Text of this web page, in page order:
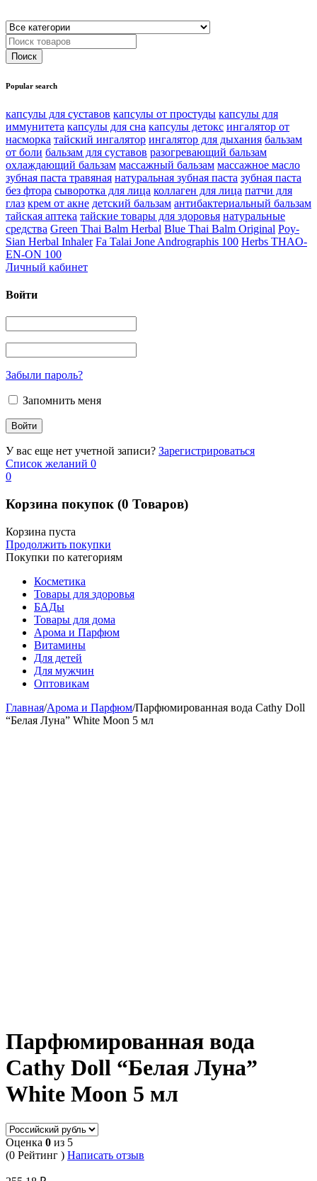
Popular search
капсулы для суставов капсулы от простуды капсулы для
иммунитета капсулы для сна капсулы детокс ингалятор от
насморка тайский ингалятор ингалятор для дыхания бальзам
от боли бальзам для суставов разогревающий бальзам
охлаждающий бальзам массажный бальзам массажное масло
зубная паста травяная натуральная зубная паста зубная паста
без фтора сыворотка для лица коллаген для лица патчи для
глаз крем от акне детский бальзам антибактериальный бальзам
тайская аптека тайские товары для здоровья натуральные
средства Green Thai Balm Herbal Blue Thai Balm Original Poy-
Sian Herbal Inhaler Fa Talai Jone Andrographis 100 Herbs THAO-
EN-ON 100
Личный кабинет
Войти
Забыли пароль?
Запомнить меня
У вас еще нет учетной записи? Зарегистрироваться
Список желаний 0
0
Корзина покупок (0 Товаров)
Корзина пуста
Продолжить покупки
Покупки по категориям
Косметика
Товары для здоровья
БАДы
Товары для дома
Арома и Парфюм
Витамины
Для детей
Для мужчин
Оптовикам
Главная/Арома и Парфюм/Парфюмированная вода Cathy Doll
“Белая Луна” White Moon 5 мл
Парфюмированная вода
Cathy Doll “Белая Луна”
White Moon 5 мл
Оценка 0 из 5
(0 Рейтинг ) Написать отзыв